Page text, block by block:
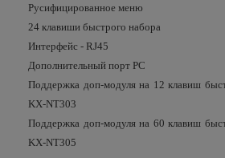
Русифицированное меню
24 клавиши быстрого набора
Интерфейс - RJ45
Дополнительный порт PC
Поддержка доп-модуля на 12 клавиш
KX-NT303
Поддержка доп-модуля на 60 клавиш
KX-NT305